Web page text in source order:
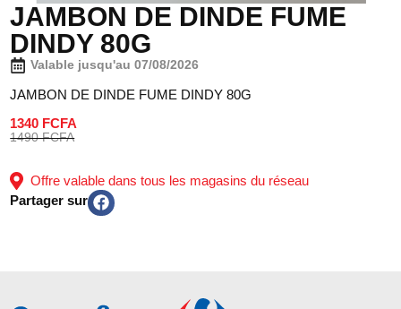
JAMBON DE DINDE FUME
DINDY 80G
Valable jusqu'au 07/08/2026
JAMBON DE DINDE FUME DINDY 80G
1340 FCFA
1490 FCFA
Offre valable dans tous les magasins du réseau
Partager sur